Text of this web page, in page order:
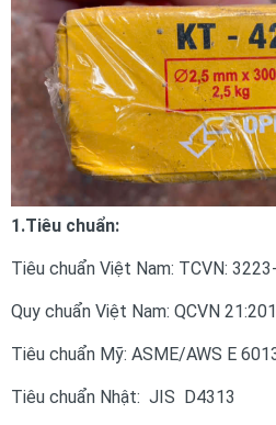
1.Tiêu chuẩn:
Tiêu chuẩn Việt Nam: TCVN:
Quy chuẩn Việt Nam: QCVN
Tiêu chuẩn Mỹ: ASME/AWS E
Tiêu chuẩn Nhật: JIS D4313